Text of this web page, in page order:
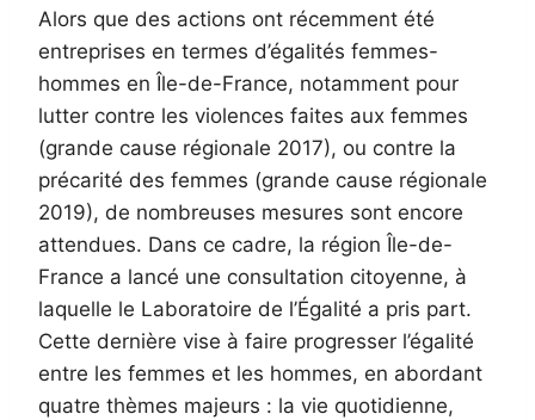
Alors que des actions ont récemment été
entreprises en termes d’égalités femmes-
hommes en Île-de-France, notamment pour
lutter contre les violences faites aux femmes
(grande cause régionale 2017), ou contre la
précarité des femmes (grande cause régionale
2019), de nombreuses mesures sont encore
attendues. Dans ce cadre, la région Île-de-
France a lancé une consultation citoyenne, à
laquelle le Laboratoire de l’Égalité a pris part.
Cette dernière vise à faire progresser l’égalité
entre les femmes et les hommes, en abordant
quatre thèmes majeurs : la vie quotidienne,